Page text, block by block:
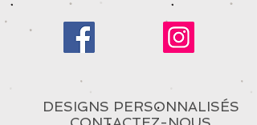
DESIGNS PERSONNALISÉS